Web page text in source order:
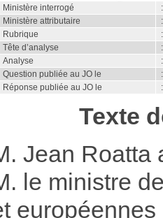
Ministère interrogé
Ministère attributaire
Rubrique
Tête d’analyse
Analyse
Question publiée au JO le
Réponse publiée au JO le
Texte
Jean Roatta
le ministre